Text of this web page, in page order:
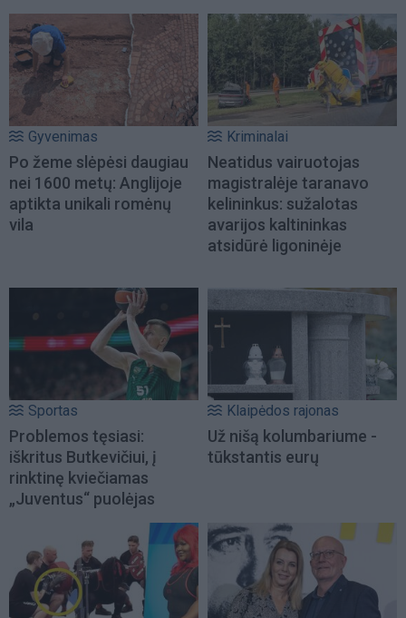
Gyvenimas
Po žeme slėpėsi daugiau
nei 1600 metų: Anglijoje
aptikta unikali romėnų
vila
Kriminalai
Neatidus vairuotojas
magistralėje taranavo
kelininkus: sužalotas
avarijos kaltininkas
atsidūrė ligoninėje
Sportas
Problemos tęsiasi:
iškritus Butkevičiui, į
rinktinę kviečiamas
„Juventus“ puolėjas
Klaipėdos rajonas
Už nišą kolumbariume -
tūkstantis eurų